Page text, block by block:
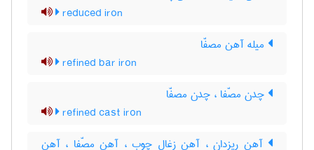
reduced iron
میله آهن مصفّا
refined bar iron
چدن مصّفا ، چدن مصفّا
refined cast iron
آهن ریزدان ، آهن زغال چوب ، آهن مصّفا ، آهن